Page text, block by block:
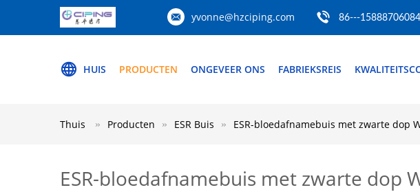
yvonne@hzciping.com 86---
HUIS PRODUCTEN ONGEVEER ONS FABRIEKSREIS
Thuis Producten ESR Buis ESR-bloedafnamebuis met zwarte dop
ESR-bloedafnamebuis met zwarte dop